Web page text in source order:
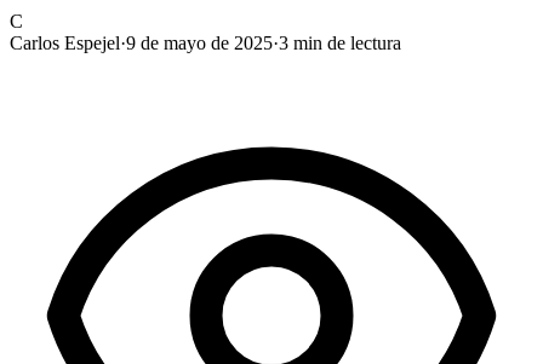
C
Carlos Espejel·9 de mayo de 2025·3 min de lectura